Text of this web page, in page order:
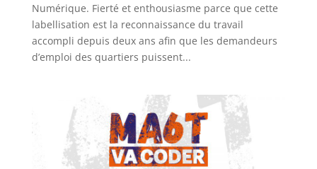
Numérique. Fierté et enthousiasme parce que cette
labellisation est la reconnaissance du travail
accompli depuis deux ans afin que les demandeurs
d’emploi des quartiers puissent...